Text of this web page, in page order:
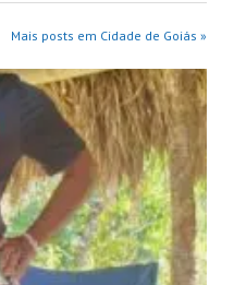
Mais posts em Cidade de Goiás »